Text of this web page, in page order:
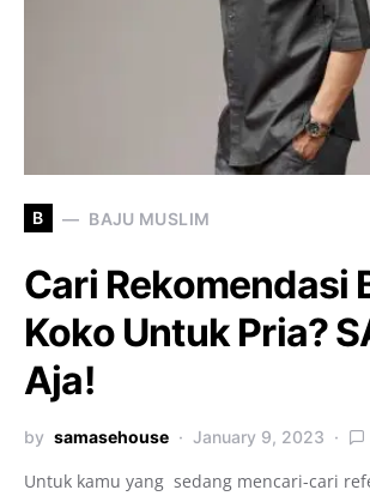
B BAJU MUSLIM
Cari Rekomendasi
Koko Untuk Pria?
Aja!
by samasehouse January 9, 2023
Untuk kamu yang sedang mencari-cari